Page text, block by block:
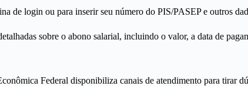
de login ou para inserir seu número do PIS/PASEP e outros
sobre o abono salarial, incluindo o valor, a data de
Federal disponibiliza canais de atendimento para tirar